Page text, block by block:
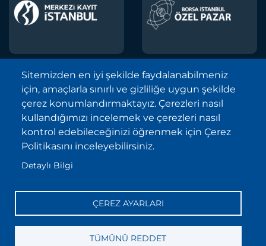
Borsa İstanbul A.Ş. © 2013-2025
Tüm Hakları Saklıdır.
Telif Hakkı ve Çekince İhbarı Bildirimi
Site Haritası
Kişisel Verilerin Korunması (KVKK)
Sıkça Sorulan Sorular
İletişim
Bilgi Toplumu Hizmetleri
Sitemizden en iyi şekilde faydalanabilmeniz
için, amaçlarla sınırlı ve gizliliğe uygun şekilde
çerez konumlandırmaktayız. Çerezleri nasıl
kullandığımızı incelemek ve çerezleri nasıl
kontrol edebileceğinizi öğrenmek için Çerez
Politikasını inceleyebilirsiniz.
Detaylı Bilgi
ÇEREZ AYARLARI
TÜMÜNÜ REDDET